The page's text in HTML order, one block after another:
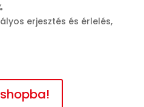
erjesztés és érlelés,